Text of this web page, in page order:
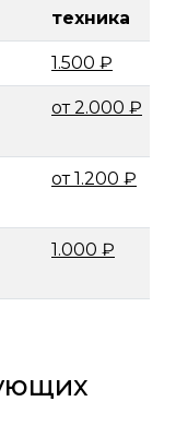
техника
1.500 ₽
от 2.000 ₽
от 1.200 ₽
1.000 ₽